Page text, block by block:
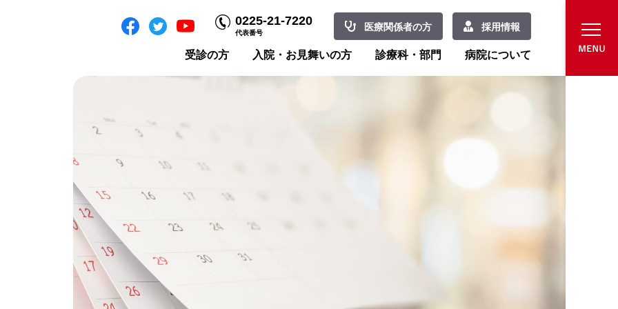
0225-21-7220
代表番号
医療関係者の方 採用情報
受診の方 入院・お見舞いの方 診療科・部門 病院について